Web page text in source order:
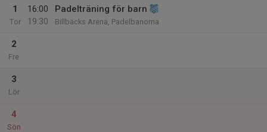
1
Tor
16:00
19:30
Padelträning för barn
Billbäcks Arena, Padelbanorna
2
Fre
3
Lör
4
Sön